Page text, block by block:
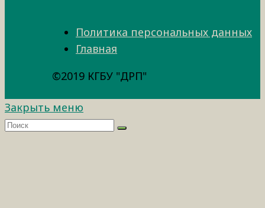
Политика персональных данных
Главная
©2019 КГБУ "ДРП"
Закрыть меню